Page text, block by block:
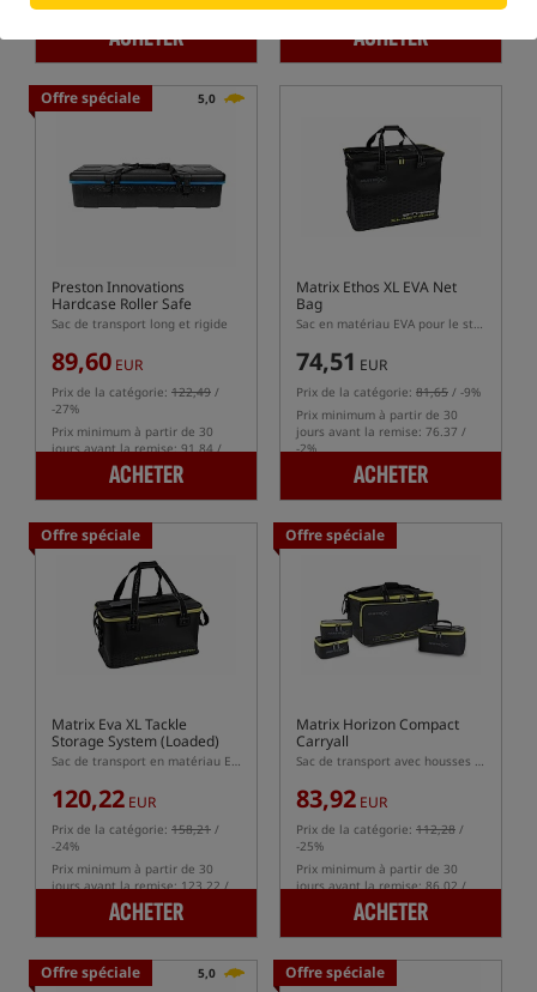
jours avant la remise: 53.24
ACHETER
jours avant la remise: 31.39 /
ACHETER
Offre spéciale 5,0
Preston Innovations
Hardcase Roller Safe
Sac de transport long et rigide
89,60 EUR
Prix de la catégorie: 122,49 /
-27%
Prix minimum à partir de 30
jours avant la remise: 91.84 /
ACHETER
Matrix Ethos XL EVA Net
Bag
Sac en matériau EVA pour le stockage des filets
74,51 EUR
Prix de la catégorie: 81,65 / -9%
Prix minimum à partir de 30
jours avant la remise: 76.37 /
-2%
ACHETER
Offre spéciale
Matrix Eva XL Tackle
Storage System (Loaded)
Sac de transport en matériau EVA avec un ensemble de housses pour accessoires
120,22 EUR
Prix de la catégorie: 158,21 /
-24%
Prix minimum à partir de 30
jours avant la remise: 123.22 /
ACHETER
Offre spéciale
Matrix Horizon Compact
Carryall
Sac de transport avec housses pour accessoires incluses
83,92 EUR
Prix de la catégorie: 112,28 /
-25%
Prix minimum à partir de 30
jours avant la remise: 86.02 /
ACHETER
Offre spéciale 5,0 Offre spéciale